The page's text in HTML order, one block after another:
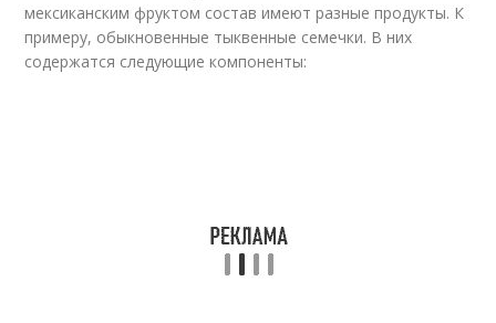
мексиканским фруктом состав имеют разные продукты. К
примеру, обыкновенные тыквенные семечки. В них
содержатся следующие компоненты: